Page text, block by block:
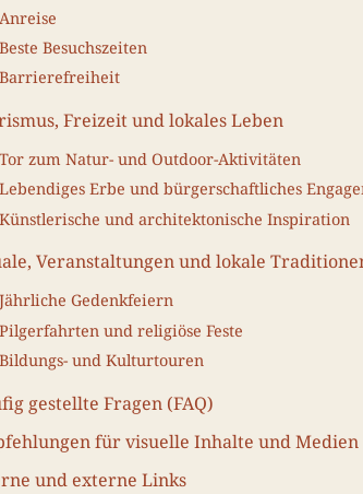
Anreise
Beste Besuchszeiten
Barrierefreiheit
Freizeit und lokales Leben
Tor zum Natur- und Outdoor-Aktivitäten
Lebendiges Erbe und bürgerschaftliches
Künstlerische und architektonische Inspiration
Veranstaltungen und lokale
Jährliche Gedenkfeiern
Pilgerfahrten und religiöse Feste
Bildungs- und Kulturtouren
gestellte Fragen (FAQ)
für visuelle Inhalte und Medien
und externe Links